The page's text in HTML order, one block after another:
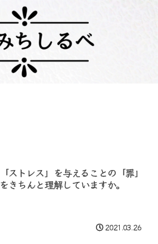
「ストレス」を与えることの「罪」
をきちんと理解していますか。
2021.03.26